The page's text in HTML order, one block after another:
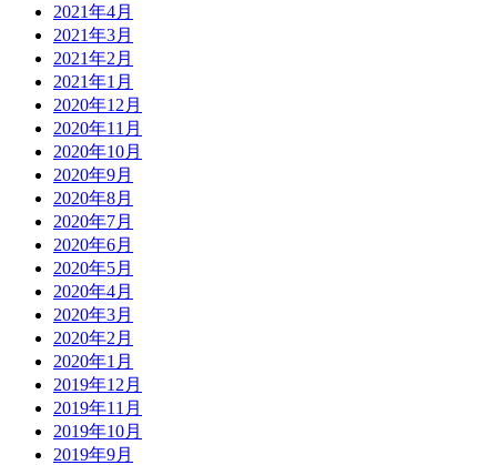
2021年4月
2021年3月
2021年2月
2021年1月
2020年12月
2020年11月
2020年10月
2020年9月
2020年8月
2020年7月
2020年6月
2020年5月
2020年4月
2020年3月
2020年2月
2020年1月
2019年12月
2019年11月
2019年10月
2019年9月